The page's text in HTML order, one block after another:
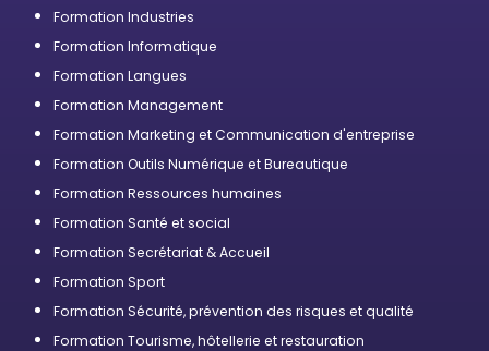
Formation Industries
Formation Informatique
Formation Langues
Formation Management
Formation Marketing et Communication d'entreprise
Formation Outils Numérique et Bureautique
Formation Ressources humaines
Formation Santé et social
Formation Secrétariat & Accueil
Formation Sport
Formation Sécurité, prévention des risques et qualité
Formation Tourisme, hôtellerie et restauration